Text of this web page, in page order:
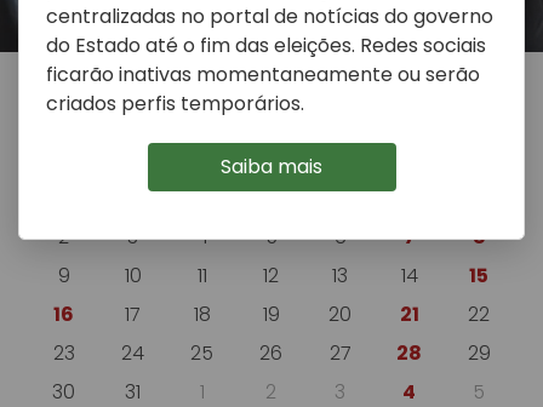
centralizadas no portal de notícias do governo
do Estado até o fim das eleições. Redes sociais
ficarão inativas momentaneamente ou serão
criados perfis temporários.
Saiba mais
Agosto 2026
Qu
28 29 30
2
3 4 5 6 7
8
9
10 11 12 13 14
15
16
17 18 19 20 21
22
23
24 25 26 27 28
29
30
31 1 2 3 4
5